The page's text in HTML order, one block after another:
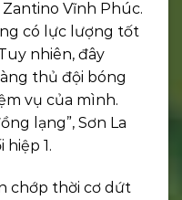
Vĩnh Phúc.
có lực lượng tốt
nhiên, đây
thủ đội bóng
vụ của mình.
lạng”, Sơn La
1.
chớp thời cơ dứt